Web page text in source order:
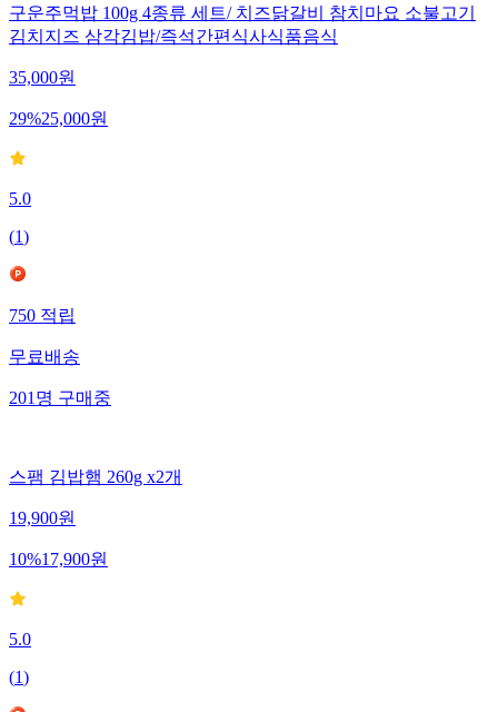
구운주먹밥 100g 4종류 세트/ 치즈닭갈비 참치마요 소불고기
김치지즈 삼각김밥/즉석간편식사식품음식
35,000원
29%25,000원
5.0
(1)
750적립
무료배송
201명구매중
스팸 김밥햄 260g x2개
19,900원
10%17,900원
5.0
(1)